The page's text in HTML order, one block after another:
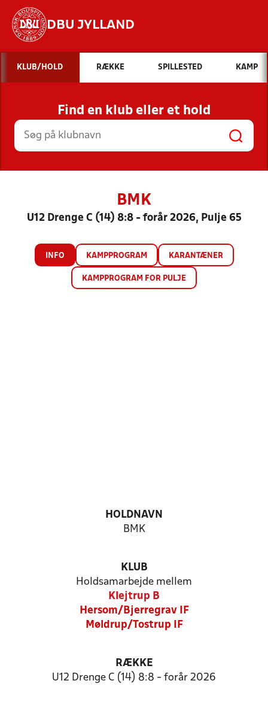
DBU JYLLAND
Hvad vil du søge efter?
INDHOLD OG NYHEDER
STILLINGER, RESULTATER, KLUBBER OG
HOLD
KLUB/HOLD RÆKKE SPILLESTED KAMP
Find en klub eller et hold
BMK
U12 Drenge C (14) 8:8 - forår 2026, Pulje 65
INFO KAMPPROGRAM KARANTÆNER
KAMPPROGRAM FOR PULJE
HOLDNAVN
BMK
KLUB
Holdsamarbejde mellem
Klejtrup B
Hersom/Bjerregrav IF
Møldrup/Tostrup IF
RÆKKE
U12 Drenge C (14) 8:8 - forår 2026